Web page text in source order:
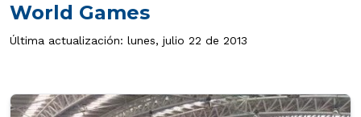
World Games
Última actualización: lunes, julio 22 de 2013